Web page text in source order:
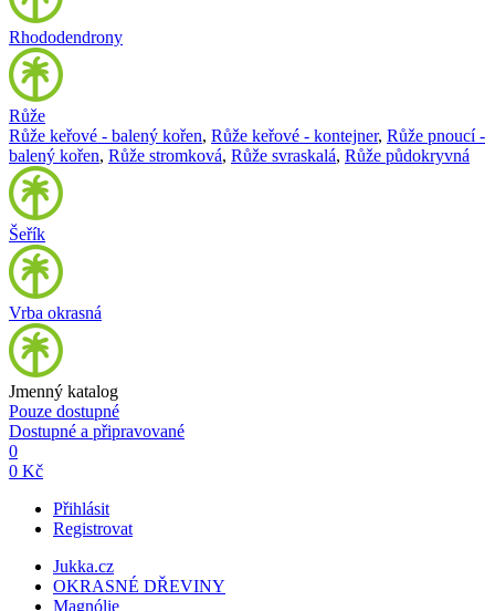
Rhododendrony
Růže
Růže keřové - balený kořen, Růže keřové - kontejner, Růže pnoucí -
balený kořen, Růže stromková, Růže svraskalá, Růže půdokryvná
Šeřík
Vrba okrasná
Jmenný katalog
Pouze dostupné
Dostupné a připravované
0
0 Kč
Přihlásit
Registrovat
Jukka.cz
OKRASNÉ DŘEVINY
Magnólie